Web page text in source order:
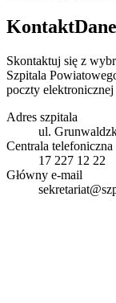
Kontakt
Skontaktuj się z
Szpitala
poczty
Adres szpitala
ul.
Centrala telefoniczna
17 227 12 22
Główny e-mail